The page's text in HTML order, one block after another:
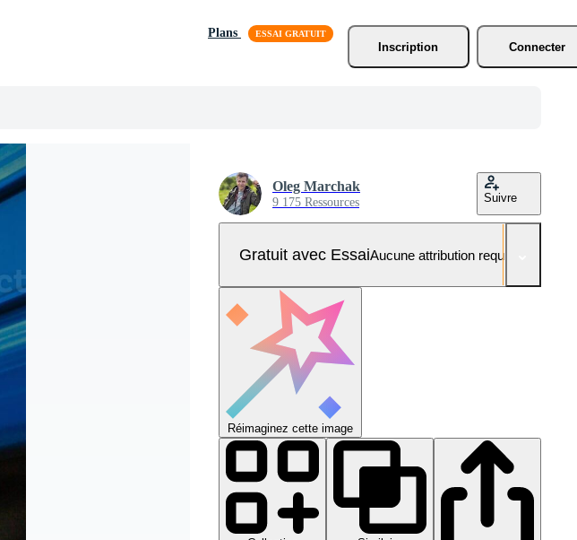
Plans
Inscription
Connecter
Oleg Marchak
9 175 Ressources Suivre
Gratuit avec EssaiAucune attribution requise
Réimaginez cette image